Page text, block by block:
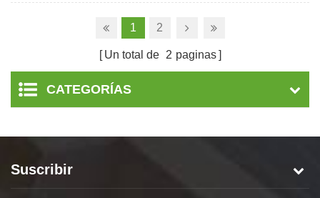
1 2
Un total de 2 paginas
CATEGORÍAS
Suscribir